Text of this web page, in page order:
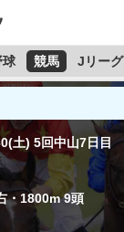
球 競馬 Jリーグ
土) 5回中山7日目
・1800m 9頭